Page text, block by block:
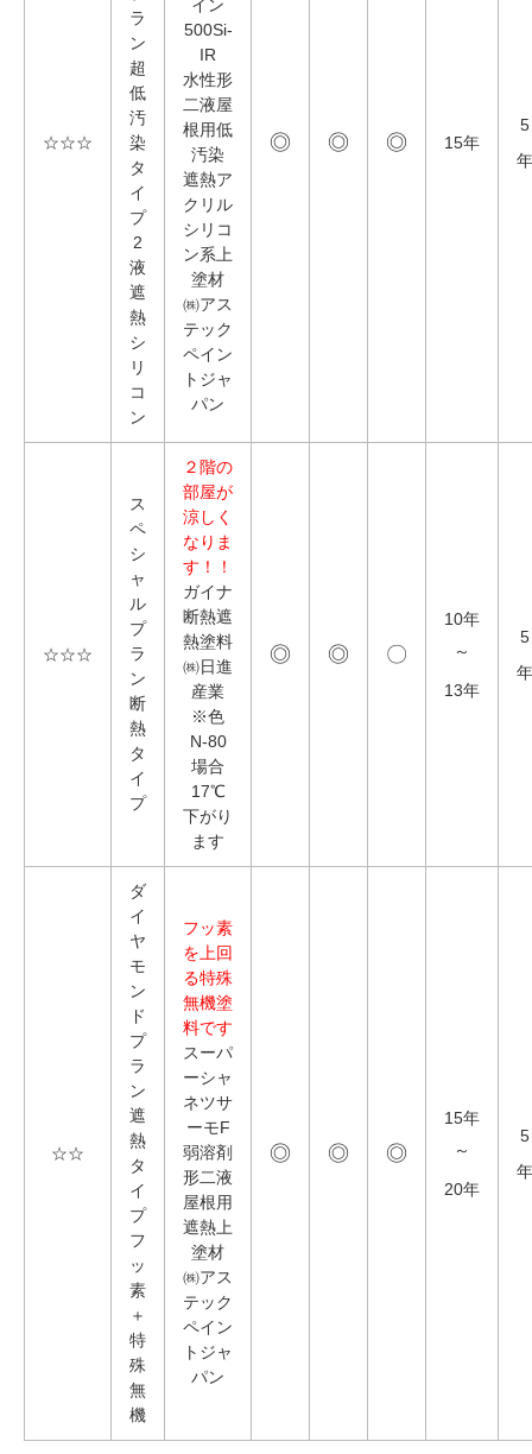
☆☆☆
ラ
ン
超
低
汚
染
タ
イ
プ
2
液
遮
熱
シ
リ
コ
ン
イン
500Si-
IR
水性形
二液屋
根用低
汚染
遮熱ア
クリル
シリコ
ン系上
塗材
㈱アス
テック
ペイン
トジャ
パン
◎ ◎ ◎ 15年
5
年
☆☆☆
ス
ペ
シ
ャ
ル
プ
ラ
ン
断
熱
タ
イ
プ
２階の
部屋が
涼しく
なりま
す！！
ガイナ
断熱遮
熱塗料
㈱日進
産業
※色
N-80
場合
17℃
下がり
ます
◎ ◎ 〇
10年
～
13年
5
年
☆☆
ダ
イ
ヤ
モ
ン
ド
プ
ラ
ン
遮
熱
タ
イ
プ
フ
ッ
素
＋
特
殊
無
機
フッ素
を上回
る特殊
無機塗
料です
スーパ
ーシャ
ネツサ
ーモF
弱溶剤
形二液
屋根用
遮熱上
塗材
㈱アス
テック
ペイン
トジャ
パン
◎ ◎ ◎
15年
～
20年
5
年